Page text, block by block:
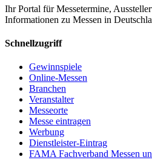
Ihr Portal für Messetermine,
Informationen zu Messen in
Schnellzugriff
Gewinnspiele
Online-Messen
Branchen
Veranstalter
Messeorte
Messe eintragen
Werbung
Dienstleister-Eintrag
FAMA Fachverband Messen